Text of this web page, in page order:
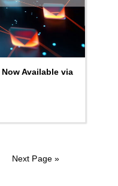
Available via
Next Page »